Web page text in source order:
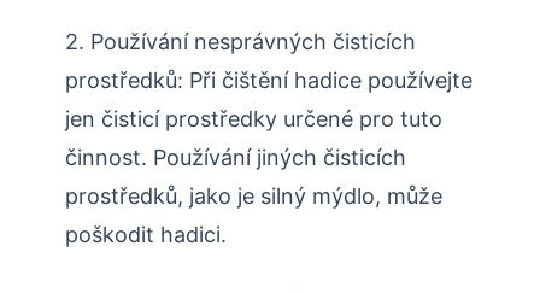
2. Používání nesprávných čisticích
prostředků: Při čištění hadice používejte
jen čisticí prostředky určené pro tuto
činnost. Používání jiných čisticích
prostředků, jako je silný mýdlo, může
poškodit hadici.